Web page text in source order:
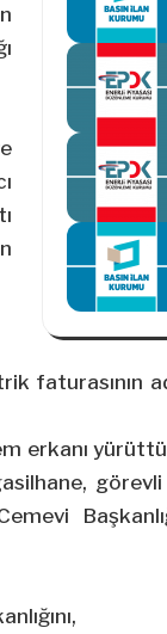
faturasının
erkanı